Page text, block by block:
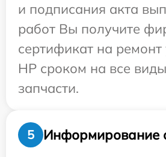
и подписания акта
работ Вы получите
сертификат на ремонт
HP сроком на все
запчасти.
5
Информирование